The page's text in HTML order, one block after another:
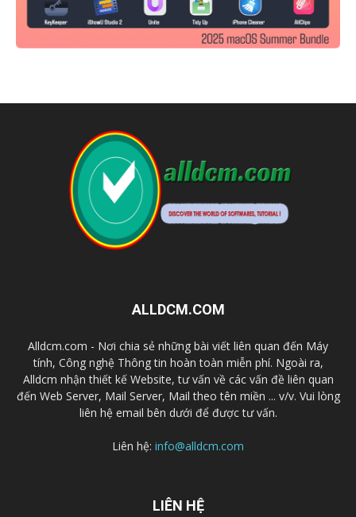
ALLDCM.COM
Alldcm.com - Nơi chia sẻ những bài viết liên quan đến Máy
tính, Công nghệ Thông tin hoàn toàn miễn phí. Ngoài ra,
Alldcm nhận thiết kế Website, tư vấn về các vấn đề liên quan
đến Web Server, Mail Server, Mail theo tên miền ... v/v. Vui lòng
liên hệ email bên dưới để được tư vấn.
Liên hệ: info@alldcm.com
LIÊN HỆ